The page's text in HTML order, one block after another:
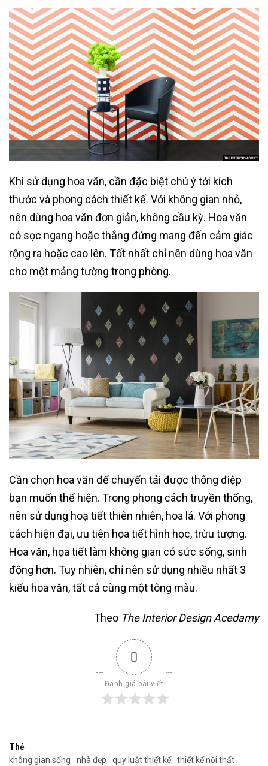
Khi sử dụng hoa văn, cần đặc biệt chú ý tới kích
thước và phong cách thiết kế. Với không gian nhỏ,
nên dùng hoa văn đơn giản, không cầu kỳ. Hoa văn
có sọc ngang hoặc thẳng đứng mang đến cảm giác
rộng ra hoặc cao lên. Tốt nhất chỉ nên dùng hoa văn
cho một mảng tường trong phòng.
Cần chọn hoa văn để chuyển tải được thông điệp
bạn muốn thể hiện. Trong phong cách truyền thống,
nên sử dụng hoạ tiết thiên nhiên, hoa lá. Với phong
cách hiện đại, ưu tiên họa tiết hình học, trừu tượng.
Hoa văn, họa tiết làm không gian có sức sống, sinh
động hơn. Tuy nhiên, chỉ nên sử dụng nhiều nhất 3
kiểu hoa văn, tất cả cùng một tông màu.
Theo The Interior Design Acedamy
0
Đánh giá bài viết
Thẻ
không gian sống
nhà đẹp quy luật thiết kế thiết kế nội thất